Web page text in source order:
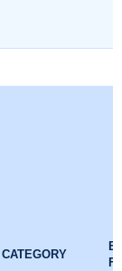
CATEGORY